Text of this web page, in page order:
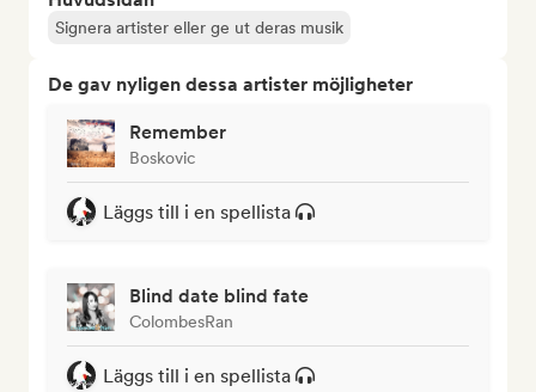
Signera artister eller ge ut deras musik
De gav nyligen dessa artister möjligheter
Remember
Boskovic
Läggs till i en spellista
Blind date blind fate
ColombesRan
Läggs till i en spellista